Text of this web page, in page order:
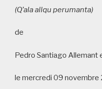
(Q’ala allqu perumanta)
de
Pedro Santiago Allemant
le mercredi 09 novembre